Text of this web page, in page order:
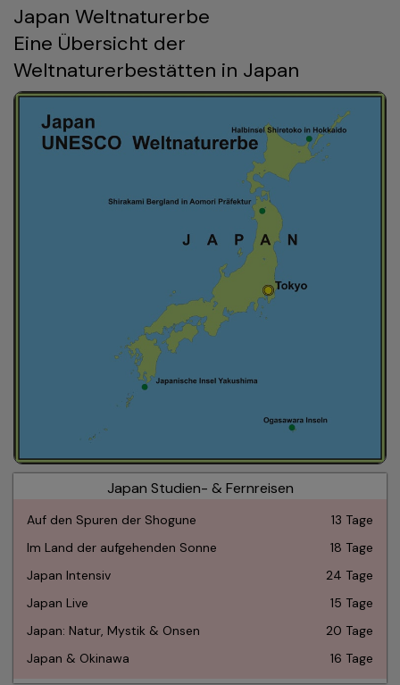
Japan Weltnaturerbe
Eine Übersicht der
Weltnaturerbestätten in Japan
Japan Studien- & Fernreisen
Auf den Spuren der Shogune
13 Tage
Im Land der aufgehenden Sonne
18 Tage
Japan Intensiv
24 Tage
Japan Live
15 Tage
Japan: Natur, Mystik & Onsen
20 Tage
Japan & Okinawa
16 Tage